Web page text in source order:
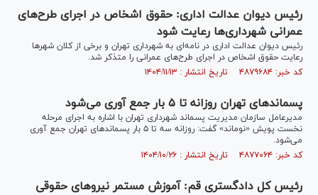
رئیس دیوان عدالت اداری: حقوق اشخاص در اجرای طرح‌های
عمرانی شهرداری‌ها رعایت شود
رئیس دیوان عدالت اداری در نامه‌ای به شهرداری تهران و برخی از کلان شهر‌ها
رعایت حقوق اشخاص در اجرای طرح‌های عمرانی را متذکر شد.
کد خبر: ۴۸۷۹۶۸۴ تاریخ انتشار : ۱۴۰۴/۱۱/۱۳
پسماند‌های تهران روزانه تا ۵ بار جمع آوری می‌شود
مدیرعامل سازمان مدیریت پسماند شهرداری تهران با اشاره به اجرای مرحله
نخست پویش «نوماند» گفت: روزانه سه تا ۵ بار پسماند‌های تهران جمع آوری
می‌شود.
کد خبر: ۴۸۷۷۰۶۴ تاریخ انتشار : ۱۴۰۴/۱۰/۲۶
رئیس کل دادگستری قم: آموزش مستمر نیرو‌های حقوقی